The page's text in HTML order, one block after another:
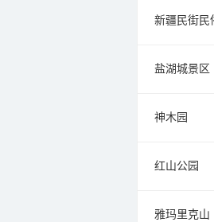
盐湖城景区
神木园
红山公园
雅玛里克山